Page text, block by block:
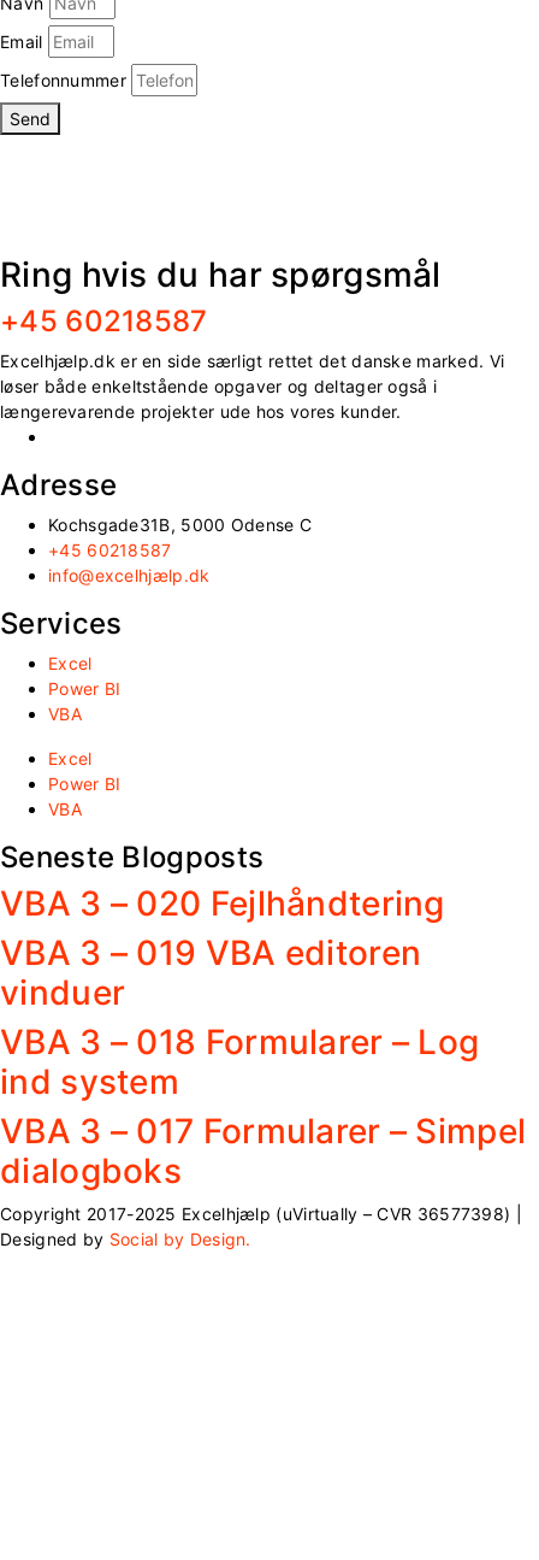
Email
Telefonnummer
Send
Ring hvis du har spørgsmål
+45 60218587
Excelhjælp.dk er en side særligt rettet det danske marked. Vi
løser både enkeltstående opgaver og deltager også i
længerevarende projekter ude hos vores kunder.
Adresse
Kochsgade31B, 5000 Odense C
+45 60218587
info@excelhjælp.dk
Services
Excel
Power BI
VBA
Excel
Power BI
VBA
Seneste Blogposts
VBA 3 – 020 Fejlhåndtering
VBA 3 – 019 VBA editoren
vinduer
VBA 3 – 018 Formularer – Log
ind system
VBA 3 – 017 Formularer – Simpel
dialogboks
Copyright 2017-2025 Excelhjælp (uVirtually – CVR 36577398) |
Designed by Social by Design.